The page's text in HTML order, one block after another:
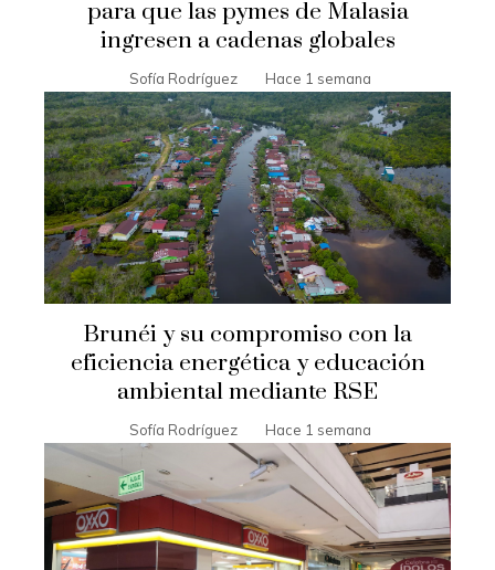
para que las pymes de Malasia
ingresen a cadenas globales
Sofía Rodríguez Hace 1 semana
Brunéi y su compromiso con la
eficiencia energética y educación
ambiental mediante RSE
Sofía Rodríguez Hace 1 semana